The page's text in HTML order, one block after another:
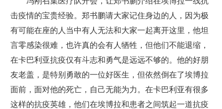
击疫情的宝贵经验。郑书鹏请大家记住身边的人，因为极
有可能在座的人当中有人无法和大家一起离开这里，他坦
言零感染很难，也许真的会有人牺牲，但他们不能退缩，
在卡巴利亚抗疫仅有斗志和勇气是远远不够的。他的好朋
友老盖，是特别勇敢的一位好医生，但依然倒在了埃博拉
面前，面对他的死亡，自己无能为力。在卡巴利亚有很多
这样的抗疫英雄，他们在埃博拉和患者之间筑起一道抗疫